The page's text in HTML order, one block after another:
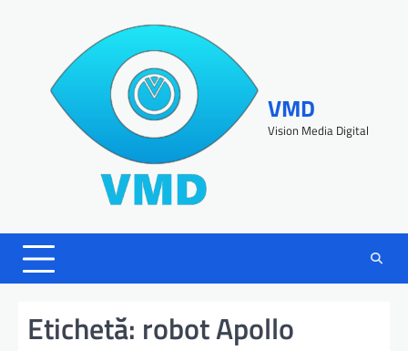
VMD
Vision Media Digital
Etichetă: robot Apollo